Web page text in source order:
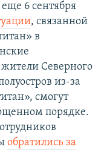
6 сентября
, связанной
в
Северного
из-за
смогут
порядке.
обратились за